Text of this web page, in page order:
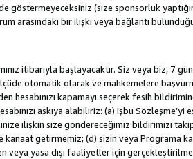
(size sponsorluk
arasındaki bir ilişki veya bağlantı
itibarıyla başlayacaktır. Siz veya biz, 7
otomatik olarak ve mahkemelere
hesabınızı kapamayı seçerek fesih
askıya alabiliriz: (a) İşbu
ilişkin size göndereceğimiz bildirimizi takip
getirmemiz; (d) sizin veya Programa
veya yasa dışı faaliyetler için